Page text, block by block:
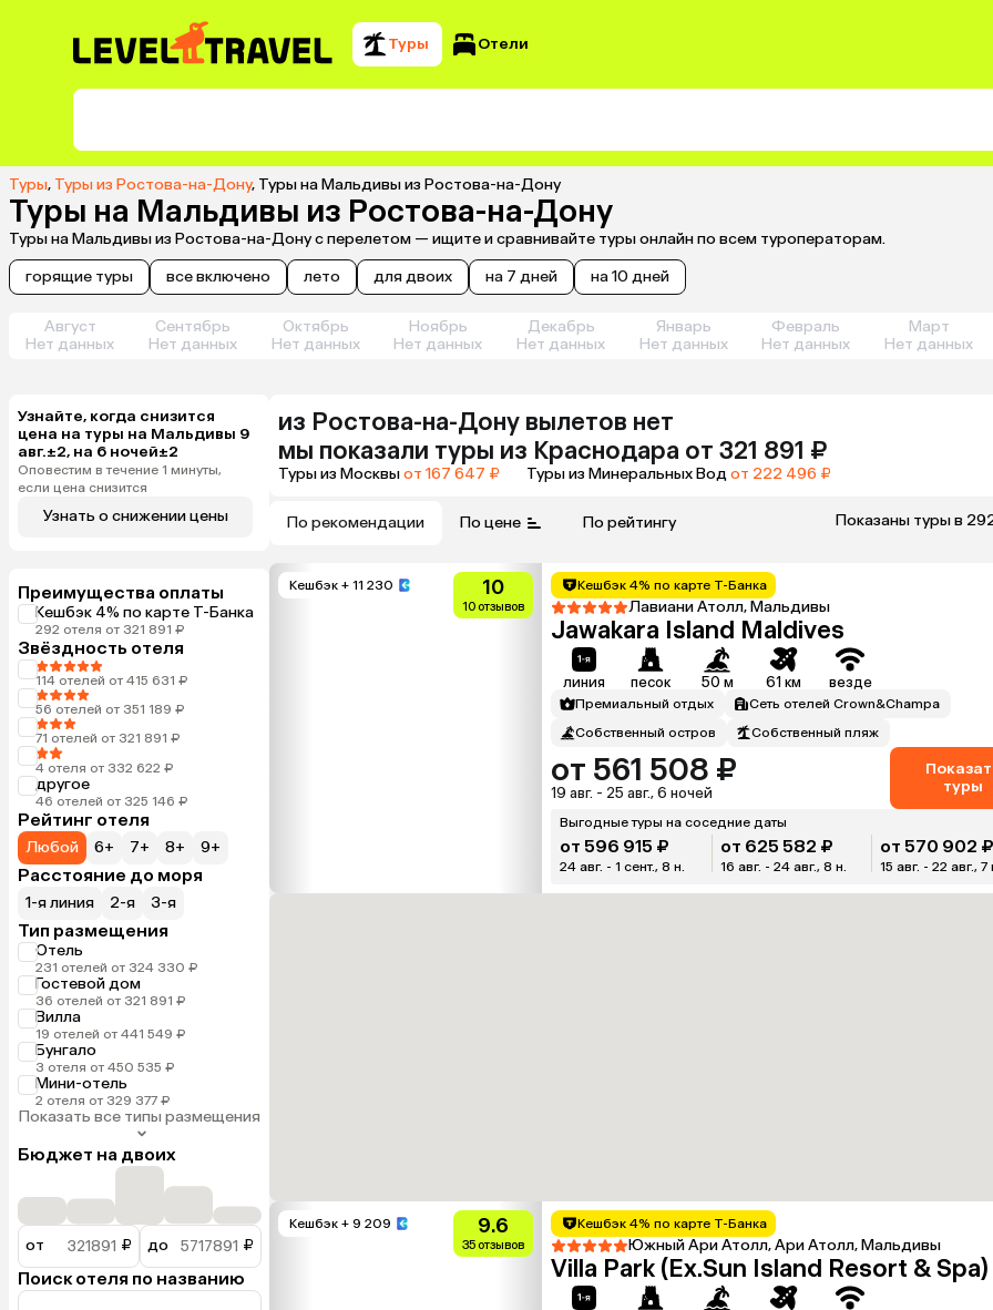
Туры Отели
Туры, Туры из Ростова-на-Дону, Туры на Мальдивы из Ростова-на-Дону
Туры на Мальдивы из Ростова-на-Дону
Туры на Мальдивы из Ростова-на-Дону с перелетом — ищите и сравнивайте туры онлайн по всем туроператорам.
горящие туры
все включено лето для двоих на 7 дней на 10 дней
Август
Нет данных
Сентябрь
Нет данных
Октябрь
Нет данных
Ноябрь
Нет данных
Декабрь
Нет данных
Январь
Нет данных
Февраль
Нет данных
Март
Нет данных
Узнайте, когда снизится
цена на туры на Мальдивы 9
авг.±2, на 6 ночей±2
Оповестим в течение 1 минуты,
если цена снизится
Узнать о снижении цены
Преимущества оплаты
Кешбэк 4% по карте Т-Банка
292 отеля от 321 891 ₽
Звёздность отеля
114 отелей от 415 631 ₽
56 отелей от 351 189 ₽
71 отелей от 321 891 ₽
4 отеля от 332 622 ₽
другое
46 отелей от 325 146 ₽
Рейтинг отеля
Любой 6+ 7+ 8+ 9+
Расстояние до моря
1-я линия 2-я 3-я
Тип размещения
Отель
231 отелей от 324 330 ₽
Гостевой дом
36 отелей от 321 891 ₽
Вилла
19 отелей от 441 549 ₽
Бунгало
3 отеля от 450 535 ₽
Мини-отель
2 отеля от 329 377 ₽
Показать все типы размещения
Бюджет на двоих
от ₽ до ₽
Поиск отеля по названию
из Ростова-на-Дону вылетов нет
мы показали туры из Краснодара от 321 891 ₽
Туры из Москвыот 167 647 ₽ Туры из Минеральных Водот 222 496 ₽
По рекомендации По цене По рейтингу Показаны туры в
Кешбэк + 11 230 10
10 отзывов
Кешбэк 4% по карте Т-Банка
Лавиани Атолл, Мальдивы
Jawakara Island Maldives
линия песок 50 м 61 км везде
Премиальный отдых
Сеть отелей Crown&Champa
Собственный остров
Собственный пляж
от 561 508 ₽
19 авг. - 25 авг., 6 ночей
туры
Выгодные туры на соседние даты
от 596 915 ₽
24 авг. - 1 сент., 8 н.
от 625 582 ₽
16 авг. - 24 авг., 8 н.
от 570 902
15 авг. - 22 авг., 7
Кешбэк + 9 209 9.6
35 отзывов
Кешбэк 4% по карте Т-Банка
Южный Ари Атолл, Ари Атолл, Мальдивы
Villa Park (Ex.Sun Island Resort & Spa)